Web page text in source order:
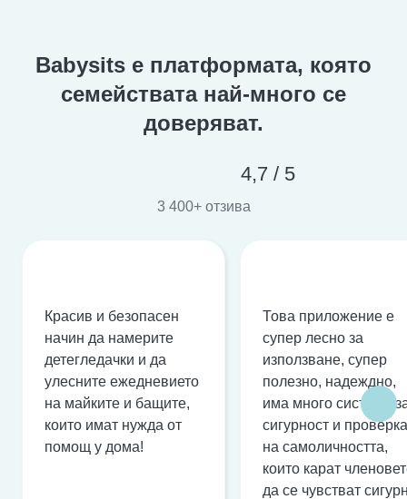
Babysits е платформата, която
семействата най-много се
доверяват.
4,7 / 5
3 400+ отзива
Красив и безопасен
начин да намерите
детегледачки и да
улесните ежедневието
на майките и бащите,
които имат нужда от
помощ у дома!
Това приложение е
супер лесно за
използване, супер
полезно, надеждно,
има много системи
сигурност и проверка
на самоличността,
които карат
да се чувстват